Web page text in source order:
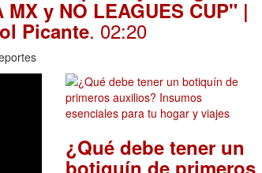
MX y NO LEAGUES CUP" |
Picante. 02:20
¿Qué debe tener un